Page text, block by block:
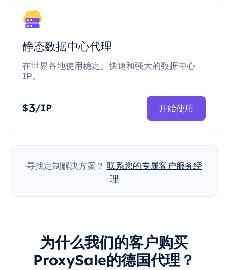
静态数据中心代理
在世界各地使用稳定、快速和强大的数据中心
IP。
$3/IP 开始使用
寻找定制解决方案？ 联系您的专属客户服务经
理
为什么我们的客户购买
ProxySale的德国代理？